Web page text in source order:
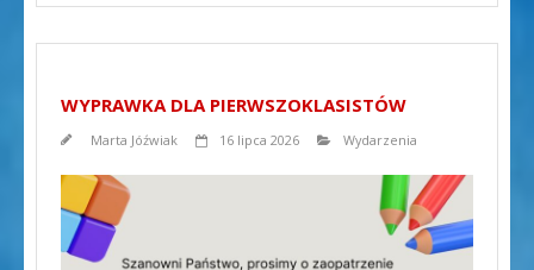
WYPRAWKA DLA PIERWSZOKLASISTÓW
Marta Jóźwiak 16 lipca 2026 Wydarzenia